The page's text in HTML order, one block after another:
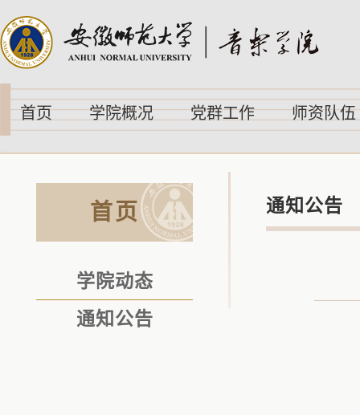
首页 学院概况 党群工作 师资队伍
首页
学院动态
通知公告
通知公告